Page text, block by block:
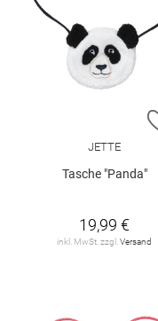
JETTE
Tasche "Panda"
19,99 €
inkl. MwSt. zzgl.Versand